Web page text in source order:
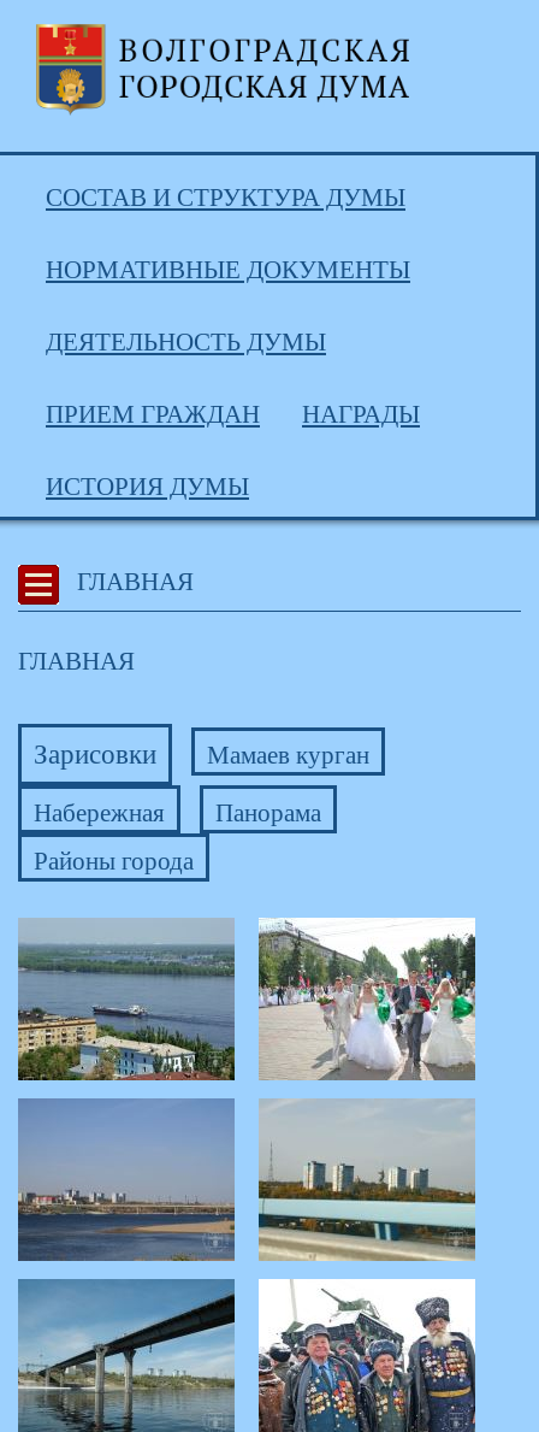
СОСТАВ И СТРУКТУРА ДУМЫ
НОРМАТИВНЫЕ ДОКУМЕНТЫ
ДЕЯТЕЛЬНОСТЬ ДУМЫ
ПРИЕМ ГРАЖДАН НАГРАДЫ
ИСТОРИЯ ДУМЫ
ГЛАВНАЯ
ГЛАВНАЯ
Зарисовки
Мамаев курган
Набережная
Панорама
Районы города